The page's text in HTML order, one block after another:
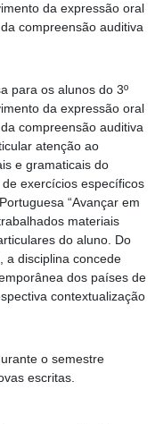
da expressão oral
compreensão auditiva
para os alunos do 3º
da expressão oral
compreensão auditiva
atenção ao
e gramaticais do
exercícios específicos
“Avançar em
materiais
do aluno. Do
a disciplina concede
dos países de
contextualização
o semestre
escritas.